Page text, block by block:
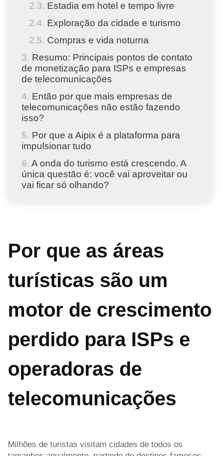
Estadia em hotel e tempo livre
Exploração da cidade e turismo
Compras e vida noturna
Resumo: Principais pontos de contato
de monetização para ISPs e empresas
de telecomunicações
Então por que mais empresas de
telecomunicações não estão fazendo
isso?
Por que a Aipix é a plataforma para
impulsionar tudo
A onda do turismo está crescendo. A
única questão é: você vai aproveitar ou
vai ficar só olhando?
Por que as áreas
turísticas são um
motor de crescimento
perdido para ISPs e
operadoras de
telecomunicações
Milhões de turistas visitam cidades de todos os